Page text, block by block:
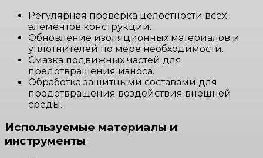
Регулярная проверка целостности всех
элементов конструкции.
Обновление изоляционных материалов и
уплотнителей по мере необходимости.
Смазка подвижных частей для
предотвращения износа.
Обработка защитными составами для
предотвращения воздействия внешней
среды.
Используемые материалы и
инструменты